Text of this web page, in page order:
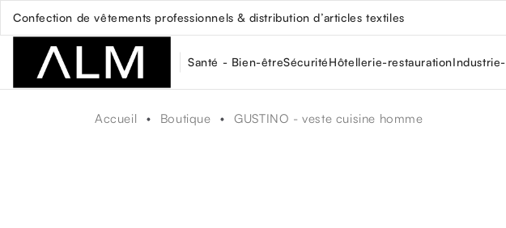
Confection de vêtements professionnels & distribution d’articles textiles
Santé - Bien-êtreSécuritéHôtellerie-restauration
Accueil Boutique GUSTINO - veste cuisine homme